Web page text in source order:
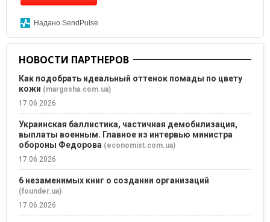
Надано SendPulse
НОВОСТИ ПАРТНЕРОВ
Как подобрать идеальный оттенок помады по цвету
кожи (margosha.com.ua)
17.06.2026
Украинская баллистика, частичная демобилизация,
выплаты военным. Главное из интервью министра
обороны Федорова (economist.com.ua)
17.06.2026
6 незаменимых книг о создании организаций
(founder.ua)
17.06.2026